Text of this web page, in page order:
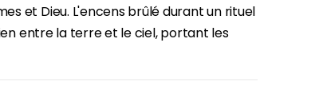
et Dieu. L'encens brûlé durant un rituel
entre la terre et le ciel, portant les